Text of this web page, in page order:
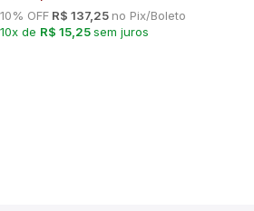
10% OFF R$ 137,25 no Pix/Boleto
10x de R$ 15,25sem juros